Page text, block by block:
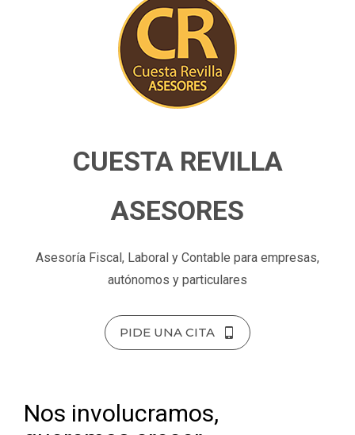
CUESTA REVILLA
ASESORES
Asesoría Fiscal, Laboral y Contable para empresas,
autónomos y particulares
PIDE UNA CITA
Nos involucramos,